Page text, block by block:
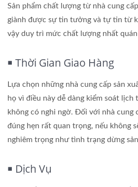
Sản phẩm chất lượng từ nhà cung
giành được sự tin tưởng và tự tin từ
vậy duy trì mức chất lượng nhất
￭ Thời Gian Giao Hàng
Lựa chọn những nhà cung cấp sản
họ vì điều này dễ dàng kiểm soát lịch
không có nghi ngờ. Đối với nhà cung
đúng hẹn rất quan trọng, nếu không
nghiêm trọng như tình trạng dừng
￭ Dịch Vụ